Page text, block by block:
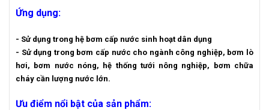
Ứng dụng:
- Sử dụng trong hệ bơm cấp nước sinh hoạt dân dụng
- Sử dụng trong bơm cấp nước cho ngành công nghiệp, bơm lò
hơi, bơm nước nóng, hệ thống tưới nông nghiệp, bơm chữa
cháy cần lượng nước lớn.
Ưu điểm nổi bật của sản phẩm: